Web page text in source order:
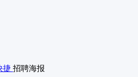
捷 招聘海报